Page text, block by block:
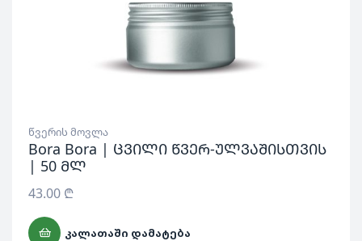
წვერის მოვლა
Bora Bora | ცვილი წვერ-ულვაშისთვის
| 50 მლ
43.00 ₾
ᲙᲐᲚᲐᲗᲐᲨᲘ ᲓᲐᲛᲐᲢᲔᲑᲐ